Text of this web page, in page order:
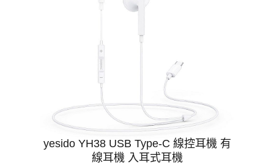
yesido YH38 USB Type-C 線控耳機 有
線耳機 入耳式耳機